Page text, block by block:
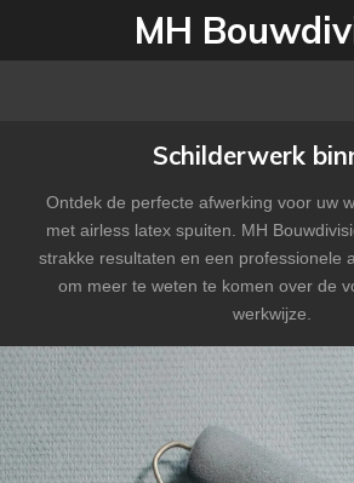
MH
Schilderwerk
Ontdek de perfecte afwerking voor uw
met airless latex spuiten. MH
strakke resultaten en een professionele
om meer te weten te komen over de
werkwijze.